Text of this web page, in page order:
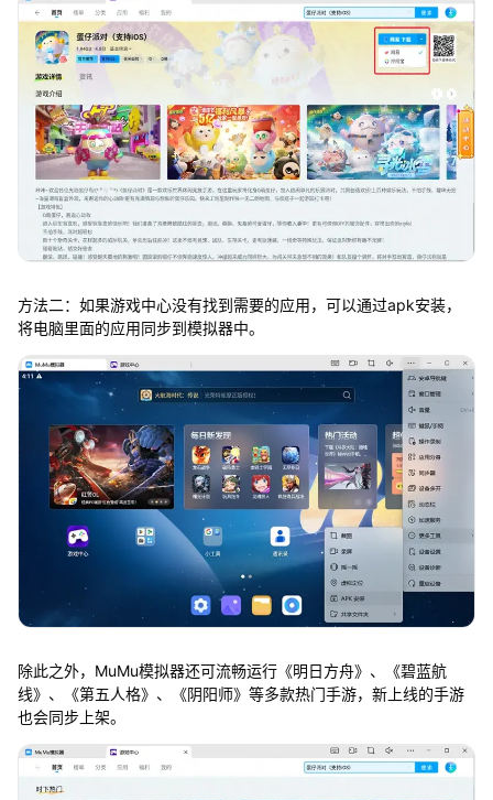
方法二：如果游戏中心没有找到需要的应用，可以通过apk安装，
将电脑里面的应用同步到模拟器中。
除此之外，MuMu模拟器还可流畅运行《明日方舟》、《碧蓝航
线》、《第五人格》、《阴阳师》等多款热门手游，新上线的手游
也会同步上架。